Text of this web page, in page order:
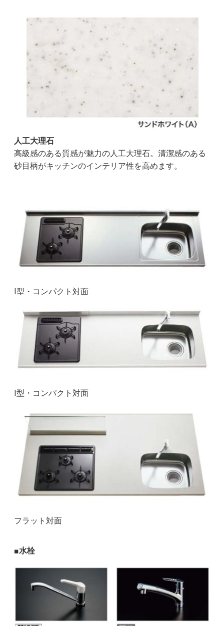
人工大理石
高級感のある質感が魅力の人工大理石。清潔感のある
砂目柄がキッチンのインテリア性を高めます。
I型・コンパクト対面
I型・コンパクト対面
フラット対面
■水栓